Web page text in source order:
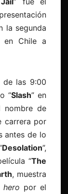
la segunda
en Chile a
de las 9:00
“Slash” en
nombre de
carrera por
antes de lo
Desolation”,
“The
, muestra
hero por el